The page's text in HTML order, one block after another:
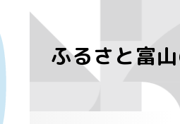
すべての映像
富山県映像センター
ふるさと富